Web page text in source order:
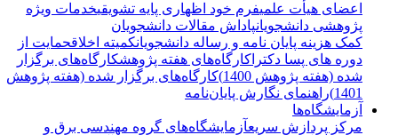
اعضای هیأت علمیفرم خود اظهاری پایه تشویقیخدمات ویژه
پژوهشی دانشجویانپاداش مقالات دانشجویان
کمک هزینه پایان نامه و رساله دانشجویانکمیته اخلاقحمایت از
دوره های پسا دکتراکارگاه‌های هفته پژوهشکارگاه‌های برگزار
شده (هفته پژوهش 1400)
کارگاه‌های برگزار شده (هفته پژوهش
1401) راهنمای نگارش پایان‌نامه
آزمایشگاه‌ها
مرکز پردازش سریعآزمایشگاه‌های گروه مهندسی برق و